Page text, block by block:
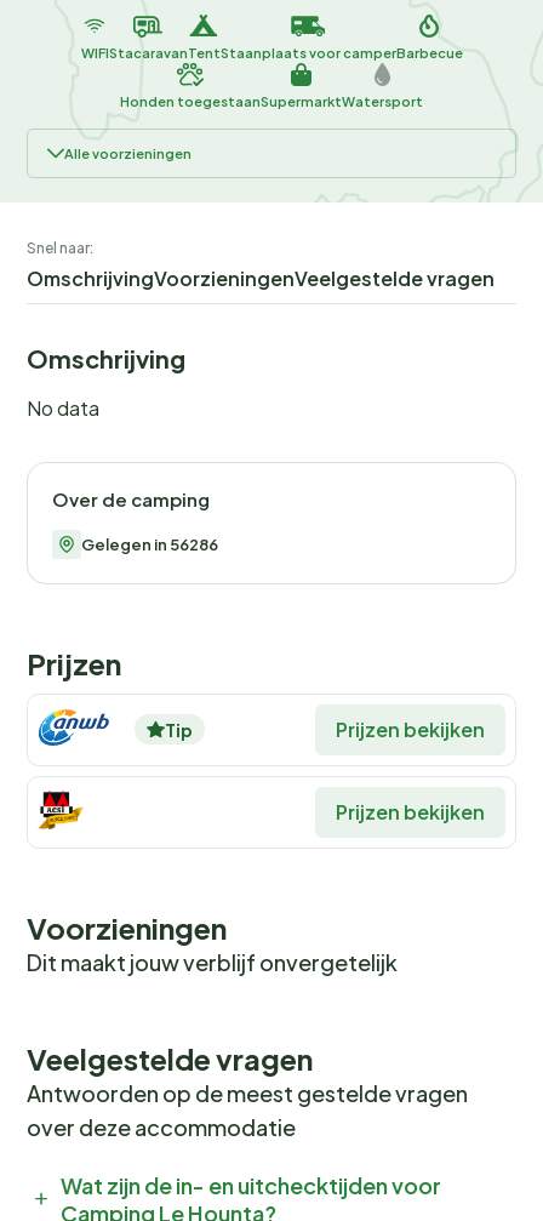
WIFIStacaravanTentStaanplaats voor camperBarbecue
Honden toegestaanSupermarktWatersport
Alle voorzieningen
Snel naar:
OmschrijvingVoorzieningenVeelgestelde vragen
Omschrijving
No data
Over de camping
Gelegen in 56286
Prijzen
Tip Prijzen bekijken
Prijzen bekijken
Voorzieningen
Dit maakt jouw verblijf onvergetelijk
Veelgestelde vragen
Antwoorden op de meest gestelde vragen
over deze accommodatie
Wat zijn de in- en uitchecktijden voor
Camping Le Hounta?